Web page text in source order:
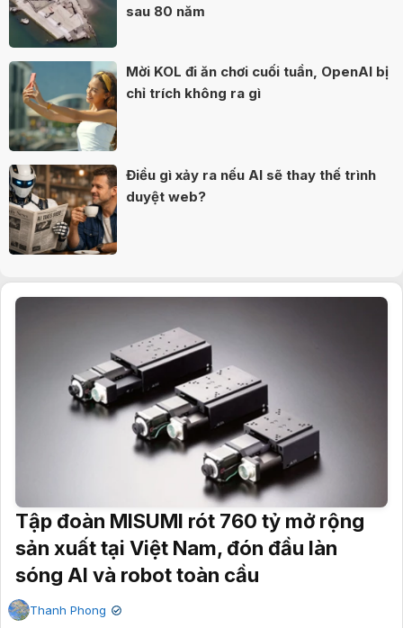
sau 80 năm
Mời KOL đi ăn chơi cuối tuần, OpenAI bị
chỉ trích không ra gì
Điều gì xảy ra nếu AI sẽ thay thế trình
duyệt web?
Tập đoàn MISUMI rót 760 tỷ mở rộng
sản xuất tại Việt Nam, đón đầu làn
sóng AI và robot toàn cầu
Thanh Phong ✔